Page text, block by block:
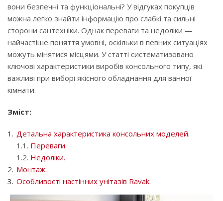
вони безпечні та функціональні? У відгуках покупців
можна легко знайти інформацію про слабкі та сильні
сторони сантехніки. Однак переваги та недоліки —
найчастіше поняття умовні, оскільки в певних ситуаціях
можуть мінятися місцями. У статті систематизовано
ключові характеристики виробів консольного типу, які
важливі при виборі якісного обладнання для ванної
кімнати.
Зміст:
Детальна характеристика консольних моделей.
1.1. Переваги.
1.2. Недоліки.
Монтаж.
Особливості настінних унітазів Ravak.